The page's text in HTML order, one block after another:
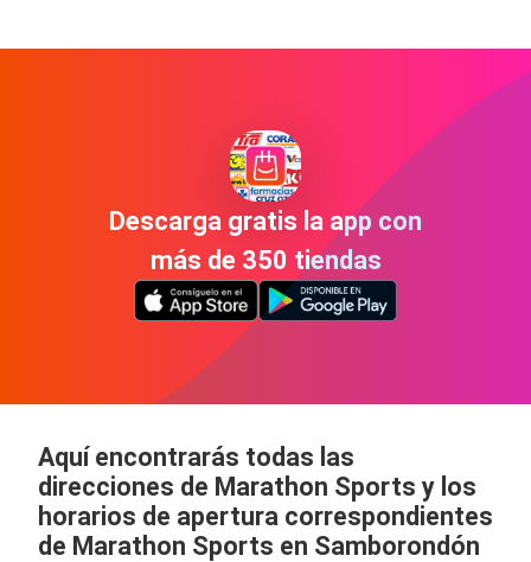
Descarga gratis la app con
más de 350 tiendas
Aquí encontrarás todas las
direcciones de Marathon Sports y los
horarios de apertura correspondientes
de Marathon Sports en Samborondón